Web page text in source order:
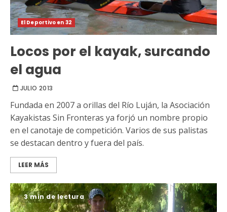
El Deportivo en 32
Locos por el kayak, surcando
el agua
JULIO 2013
Fundada en 2007 a orillas del Río Luján, la Asociación
Kayakistas Sin Fronteras ya forjó un nombre propio
en el canotaje de competición. Varios de sus palistas
se destacan dentro y fuera del país.
LEER MÁS
3 min de lectura